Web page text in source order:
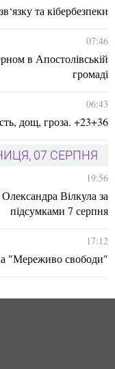
та кібербезпеки
07:46
в Апостолівській
громаді
06:43
дощ, гроза. +23+36
07 СЕРПНЯ
19:56
Вілкула за
підсумками 7 серпня
17:12
"Мереживо свободи"